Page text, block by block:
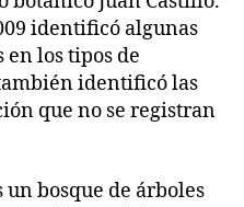
identificó algunas
los tipos de
identificó las
que no se registran
un bosque de árboles